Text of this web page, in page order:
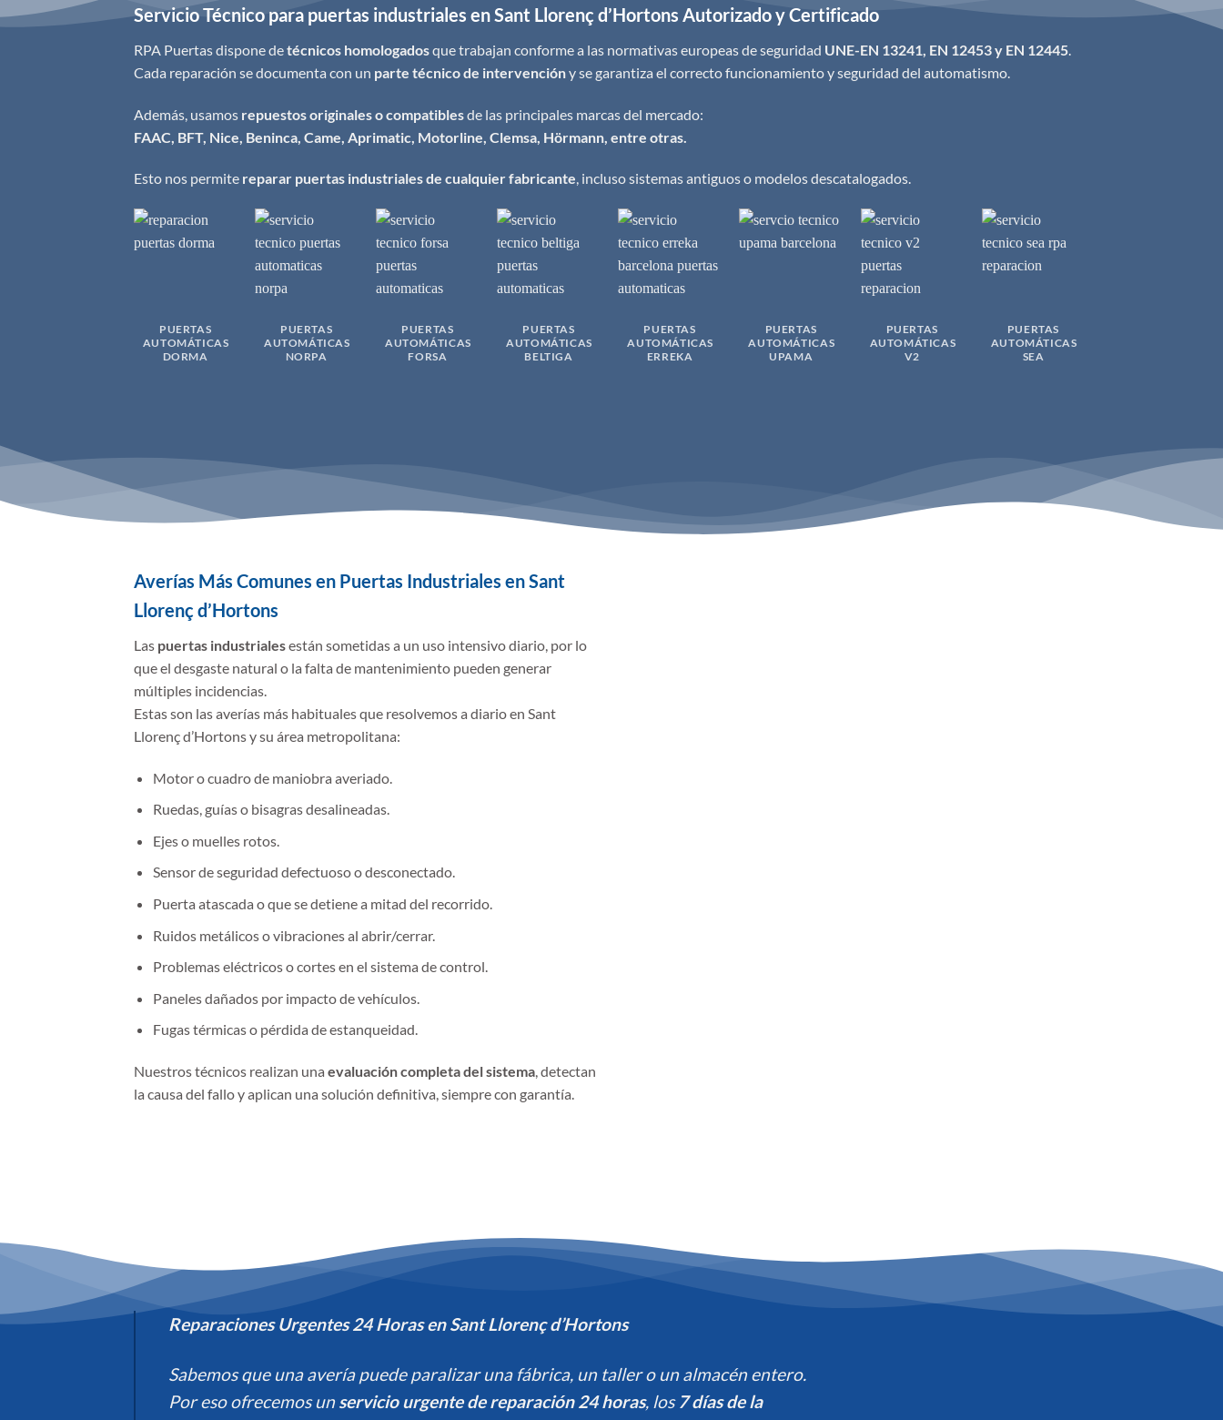
Servicio Técnico para puertas industriales en Sant Llorenç d’Hortons Autorizado y Certificado
RPA Puertas dispone detécnicos homologadosque trabajan conforme a las normativas europeas de seguridad UNE-EN 13241, EN 12453 y EN 12445
Cada reparación se documenta con un parte técnico de intervencióny se garantiza el correcto funcionamiento y seguridad del automatismo.
Además, usamos repuestos originales o compatiblesde las principales marcas del mercado:
FAAC, BFT, Nice, Beninca, Came, Aprimatic, Motorline, Clemsa, Hörmann, entre otras.
Esto nos permite reparar puertas industriales de cualquier fabricante, incluso sistemas antiguos o modelos descatalogados.
PUERTAS
AUTOMÁTICAS
DORMA
PUERTAS
AUTOMÁTICAS
NORPA
PUERTAS
AUTOMÁTICAS
FORSA
PUERTAS
AUTOMÁTICAS
BELTIGA
PUERTAS
AUTOMÁTICAS
ERREKA
PUERTAS
AUTOMÁTICAS
UPAMA
PUERTAS
AUTOMÁTICAS
V2
PUERTAS
AUTOMÁTICAS
SEA
Averías Más Comunes en Puertas Industriales en Sant
Llorenç d’Hortons
Las puertas industrialesestán sometidas a un uso intensivo diario, por lo
que el desgaste natural o la falta de mantenimiento pueden generar
múltiples incidencias.
Estas son las averías más habituales que resolvemos a diario en Sant
Llorenç d’Hortons y su área metropolitana:
Motor o cuadro de maniobra averiado.
Ruedas, guías o bisagras desalineadas.
Ejes o muelles rotos.
Sensor de seguridad defectuoso o desconectado.
Puerta atascada o que se detiene a mitad del recorrido.
Ruidos metálicos o vibraciones al abrir/cerrar.
Problemas eléctricos o cortes en el sistema de control.
Paneles dañados por impacto de vehículos.
Fugas térmicas o pérdida de estanqueidad.
Nuestros técnicos realizan una evaluación completa del sistema, detectan
la causa del fallo y aplican una solución definitiva, siempre con garantía.
Reparaciones Urgentes 24 Horas en Sant Llorenç d’Hortons
Sabemos que una avería puede paralizar una fábrica, un taller o un almacén entero.
Por eso ofrecemos unservicio urgente de reparación 24 horas, los 7 días de la